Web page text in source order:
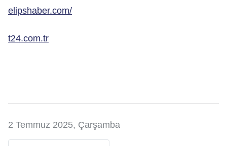
elipshaber.com/
t24.com.tr
2 Temmuz 2025, Çarşamba